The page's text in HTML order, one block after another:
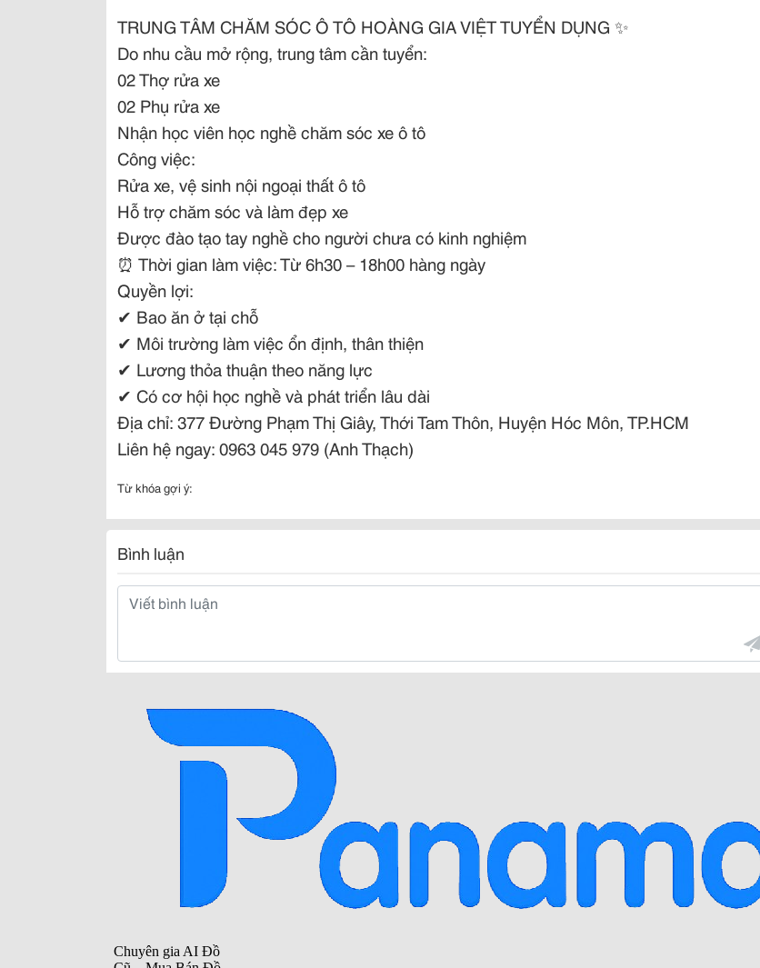
TRUNG TÂM CHĂM SÓC Ô TÔ HOÀNG GIA VIỆT TUYỂN DỤNG ✨
Do nhu cầu mở rộng, trung tâm cần tuyển:
02 Thợ rửa xe
02 Phụ rửa xe
Nhận học viên học nghề chăm sóc xe ô tô
Công việc:
Rửa xe, vệ sinh nội ngoại thất ô tô
Hỗ trợ chăm sóc và làm đẹp xe
Được đào tạo tay nghề cho người chưa có kinh nghiệm
⏰ Thời gian làm việc: Từ 6h30 – 18h00 hàng ngày
Quyền lợi:
✔ Bao ăn ở tại chỗ
✔ Môi trường làm việc ổn định, thân thiện
✔ Lương thỏa thuận theo năng lực
✔ Có cơ hội học nghề và phát triển lâu dài
Địa chỉ: 377 Đường Phạm Thị Giây, Thới Tam Thôn, Huyện Hóc Môn, TP.HCM
Liên hệ ngay: 0963 045 979 (Anh Thạch)
Từ khóa gợi ý:
Bình luận